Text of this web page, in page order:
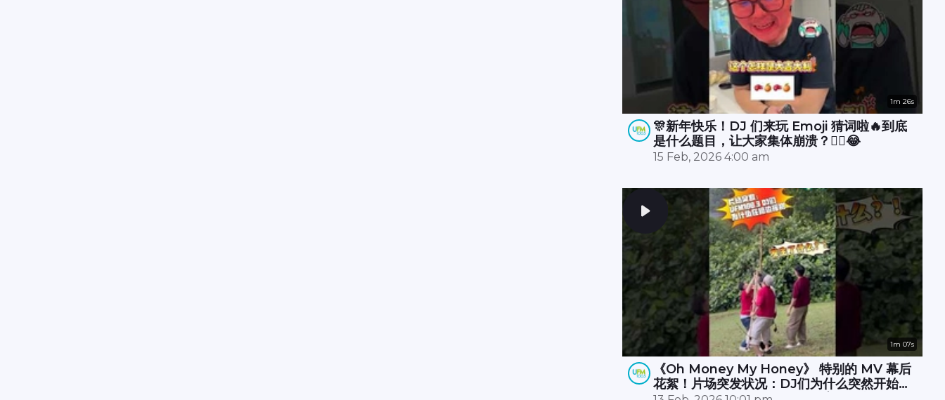
1m 26s
🎊新年快乐！DJ 们来玩 Emoji 猜词啦🔥到底
是什么题目，让大家集体崩溃？😵‍💫😂
15 Feb, 2026 4:00 am
1m 07s
《Oh Money My Honey》 特别的 MV 幕后
花絮！片场突发状况：DJ们为什么突然开始摇